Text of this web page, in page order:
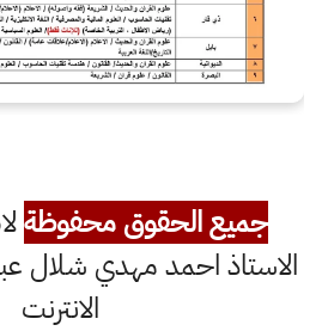
جميع الحقوق محفوظة
الاستاذ احمد مهدي شلال
الانترنت